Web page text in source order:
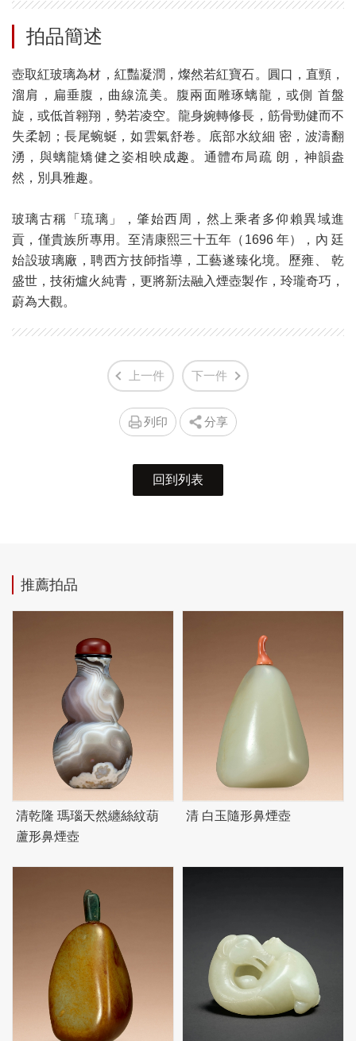
拍品簡述
壺取紅玻璃為材，紅豔凝潤，燦然若紅寶石。圓口，直頸，
溜肩，扁垂腹，曲線流美。腹兩面雕琢螭龍，或側 首盤
旋，或低首翱翔，勢若凌空。龍身婉轉修長，筋骨勁健而不
失柔韌；長尾蜿蜒，如雲氣舒卷。底部水紋細 密，波濤翻
湧，與螭龍矯健之姿相映成趣。通體布局疏 朗，神韻盎
然，別具雅趣。
玻璃古稱「琉璃」，肇始西周，然上乘者多仰賴異域進
貢，僅貴族所專用。至清康熙三十五年（1696 年），內 廷
始設玻璃廠，聘西方技師指導，工藝遂臻化境。歷雍、 乾
盛世，技術爐火純青，更將新法融入煙壺製作，玲瓏奇巧，
蔚為大觀。
上一件 下一件
列印 分享
回到列表
推薦拍品
清乾隆 瑪瑙天然纏絲紋葫
蘆形鼻煙壺
清 白玉隨形鼻煙壺